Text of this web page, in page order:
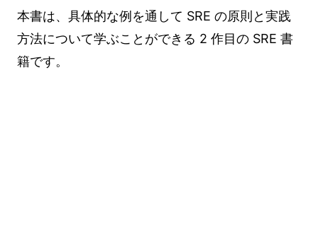
本書は、具体的な例を通して SRE の原則と実践
方法について学ぶことができる 2 作目の SRE 書
籍です。